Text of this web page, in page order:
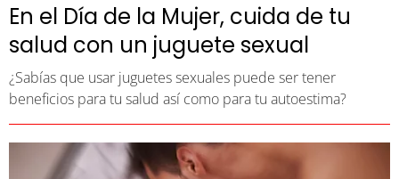
En el Día de la Mujer, cuida de tu
salud con un juguete sexual
¿Sabías que usar juguetes sexuales puede ser tener
beneficios para tu salud así como para tu autoestima?